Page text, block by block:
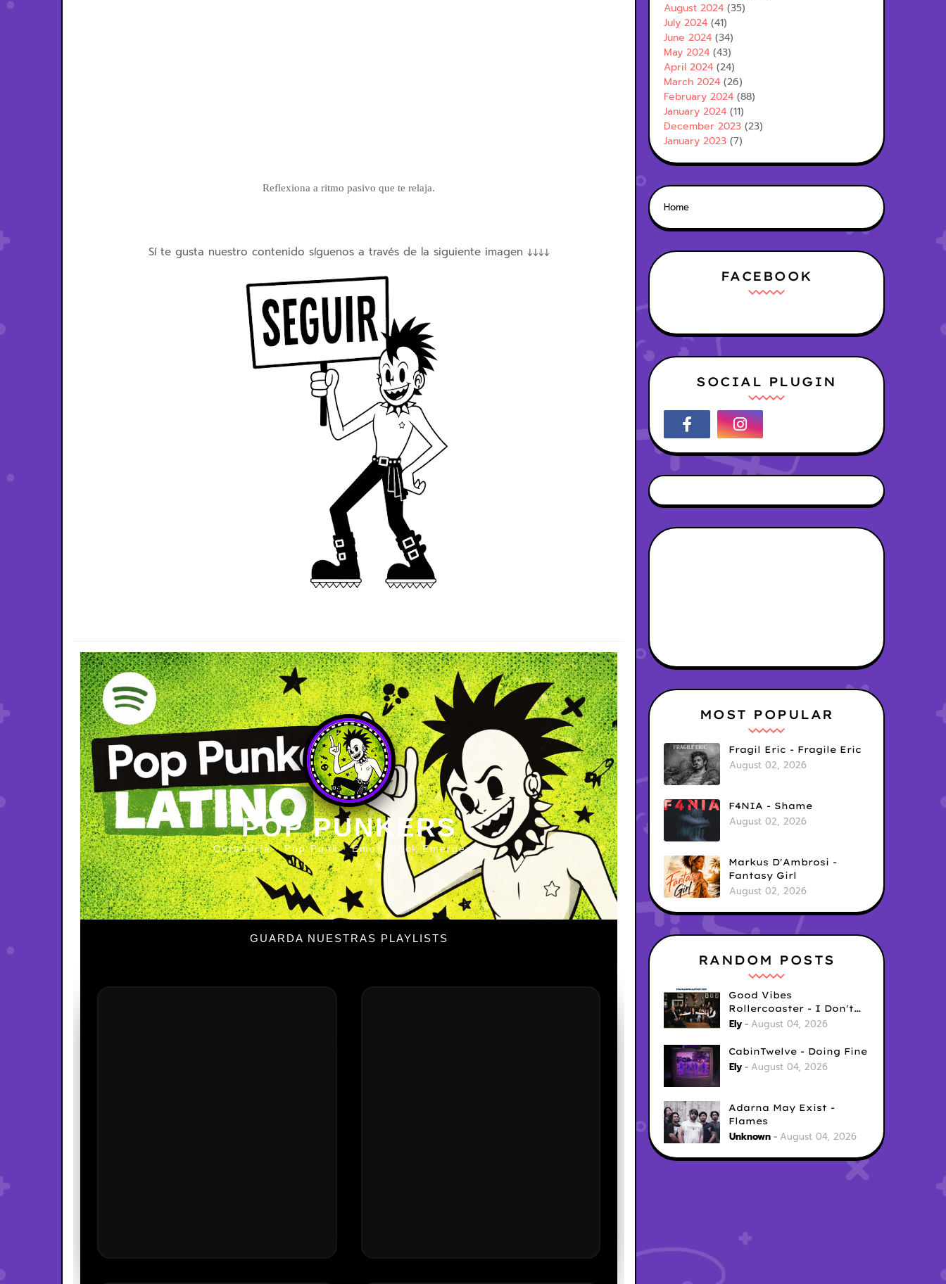
Reflexiona a ritmo pasivo que te relaja.
Sí te gusta nuestro contenido síguenos a través de la siguiente imagen ↓↓↓↓
POP PUNKERS
Curaduría · Pop Punk · Emo · Rock Emergente
GUARDA NUESTRAS PLAYLISTS
August 2024 (35)
July 2024 (41)
June 2024 (34)
May 2024 (43)
April 2024 (24)
March 2024 (26)
February 2024 (88)
January 2024 (11)
December 2023 (23)
January 2023 (7)
Home
FACEBOOK
SOCIAL PLUGIN
MOST POPULAR
Fragil Eric - Fragile Eric
August 02, 2026
F4NIA - Shame
August 02, 2026
Markus D'Ambrosi -
Fantasy Girl
August 02, 2026
RANDOM POSTS
Good Vibes
Rollercoaster - I Don't
Care
Ely August 04, 2026
CabinTwelve - Doing Fine
Ely August 04, 2026
Adarna May Exist -
Flames
Unknown August 04, 2026